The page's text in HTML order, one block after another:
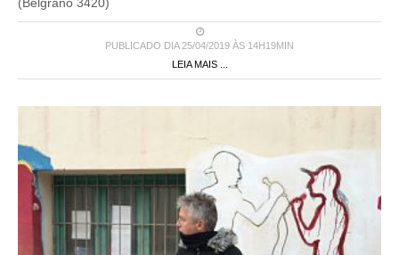
(Belgrano 3420)
PUBLICADO DIA 25/04/2019 ÀS 14H19MIN
LEIA MAIS ...